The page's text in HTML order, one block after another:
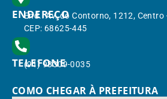
ENDEREÇO
End.: Av. do Contorno, 1212,
CEP: 68625-445
TELEFONE
(91) 98309-0035
COMO CHEGAR À PREFEITURA